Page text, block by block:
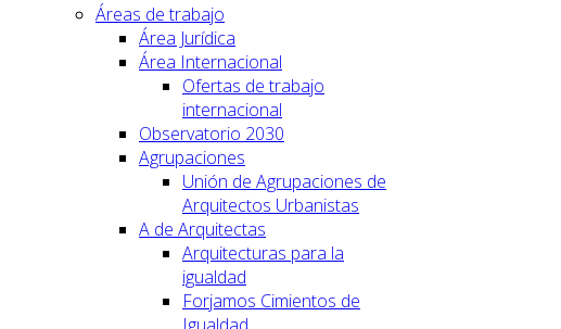
Áreas de trabajo
Área Jurídica
Área Internacional
Ofertas de trabajo
internacional
Observatorio 2030
Agrupaciones
Unión de Agrupaciones de
Arquitectos Urbanistas
A de Arquitectas
Arquitecturas para la
igualdad
Forjamos Cimientos de